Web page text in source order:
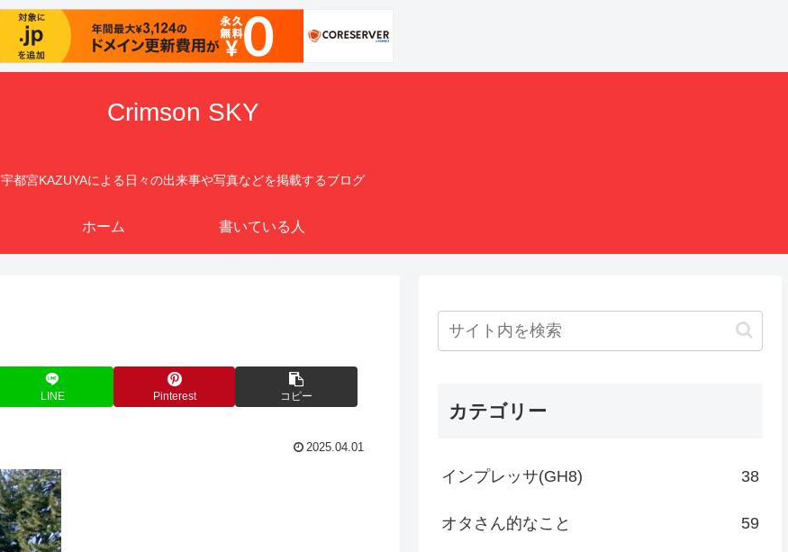
Crimson SKY
宇都宮KAZUYAによる日々の出来事や写真などを掲載するブログ
ホーム 書いている人
LINE Pinterest コピー
2025.04.01
カテゴリー
インプレッサ(GH8) 38
オタさん的なこと 59